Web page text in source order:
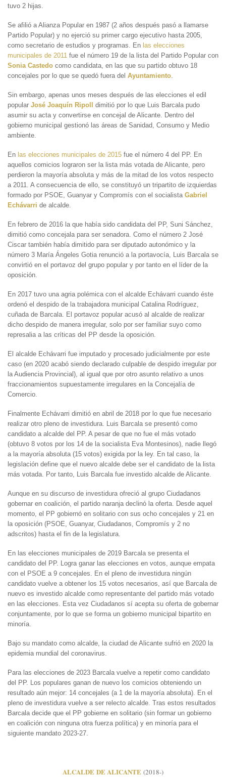
tuvo 2 hijas.
Se afilió a Alianza Popular en 1987 (2 años después pasó a llamarse
Partido Popular) y no ejerció su primer cargo ejecutivo hasta 2005,
como secretario de estudios y programas. En las elecciones
municipales de 2011 fue el número 19 de la lista del Partido Popular con
Sonia Castedo como candidata, en las que su partido obtuvo 18
concejales por lo que se quedó fuera del Ayuntamiento
Sin embargo, apenas unos meses después de las elecciones el edil
popular José Joaquín Ripoll dimitió por lo que Luis Barcala pudo
asumir su acta y convertirse en concejal de Alicante. Dentro del
gobierno municipal gestionó las áreas de Sanidad, Consumo y Medio
ambiente.
En las elecciones municipales de 2015 fue el número 4 del PP. En
aquellos comicios lograron ser la lista más votada de Alicante, pero
perdieron la mayoría absoluta y más de la mitad de los votos respecto
a 2011. A consecuencia de ello, se constituyó un tripartito de izquierdas
formado por PSOE, Guanyar y Compromís con el socialista Gabriel
Echávarri de alcalde.
En febrero de 2016 la que había sido candidata del PP, Suni Sánchez,
dimitió como concejala para ser senadora. Como el número 2 José
Ciscar también había dimitido para ser diputado autonómico y la
número 3 María Ángeles Gotia renunció a la portavocía, Luis Barcala se
convirtió en el portavoz del grupo popular y por tanto en el líder de la
oposición.
En 2017 tuvo una agria polémica con el alcalde Echávarri cuando éste
ordenó el despido de la trabajadora municipal Catalina Rodríguez,
cuñada de Barcala. El portavoz popular acusó al alcalde de realizar
dicho despido de manera irregular, solo por ser familiar suyo como
represalia a las críticas del PP desde la oposición.
El alcalde Echávarri fue imputado y procesado judicialmente por este
caso (en 2020 acabó siendo declarado culpable de despido irregular por
la Audiencia Provincial), al igual que por otro asunto relativo a unos
fraccionamientos supuestamente irregulares en la Concejalía de
Comercio.
Finalmente Echávarri dimitió en abril de 2018 por lo que fue necesario
realizar otro pleno de investidura. Luis Barcala se presentó como
candidato a alcalde del PP. A pesar de que no fue el más votado
(obtuvo 8 votos por los 14 de la socialista Eva Montesinos), nadie llegó
a la mayoría absoluta (15 votos) exigida por la ley. En tal caso, la
legislación define que el nuevo alcalde debe ser el candidato de la lista
más votada. Por tanto, Luis Barcala fue investido alcalde de Alicante.
Aunque en su discurso de investidura ofreció al grupo Ciudadanos
gobernar en coalición, el partido naranja declinó la oferta. Desde aquel
momento, el PP gobiernó en solitario con sus ocho concejales y 21 en
la oposición (PSOE, Guanyar, Ciudadanos, Compromís y 2 no
adscritos) hasta el fin de la legislatura.
En las elecciones municipales de 2019 Barcala se presenta el
candidato del PP. Logra ganar las elecciones en votos, aunque empata
con el PSOE a 9 concejales. En el pleno de investidura ningún
candidato vuelve a obtener los 15 votos necesarios, así que Barcala de
nuevo es investido alcalde como representante del partido más votado
en las elecciones. Esta vez Ciudadanos sí acepta su oferta de gobernar
conjuntamente, por lo que se forma un gobierno municipal bipartito en
minoría.
Bajo su mandato como alcalde, la ciudad de Alicante sufrió en 2020 la
epidemia mundial del coronavirus.
Para las elecciones de 2023 Barcala vuelve a repetir como candidato
del PP. Los populares ganan de nuevo los comicios obteniendo un
resultado aún mejor: 14 concejales (a 1 de la mayoría absoluta). En el
pleno de investidura vuelve a ser relecto alcalde. Tras estos resultados
Barcala decide que el PP gobierne en solitario (sin formar un gobierno
en coalición con ninguna otra fuerza política) y en minoría para el
siguiente mandato 2023-27.
ALCALDE DE ALICANTE (2018-)